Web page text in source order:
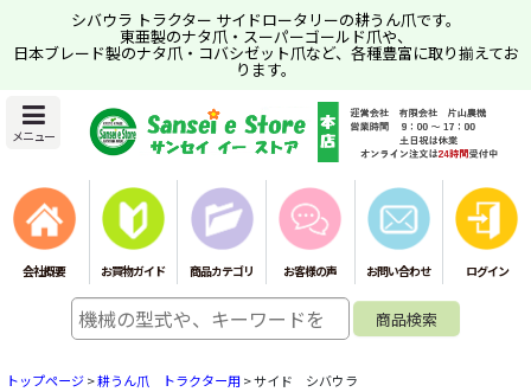
シバウラ トラクター サイドロータリーの耕うん爪です。
東亜製のナタ爪・スーパーゴールド爪や、
日本ブレード製のナタ爪・コバシゼット爪など、各種豊富に取り揃えてお
ります。
メニュー
会社概要 お買物ガイド 商品カテゴリ お客様の声 お問い合わせ ログイン
トップページ>耕うん爪 トラクター用 >サイド シバウラ